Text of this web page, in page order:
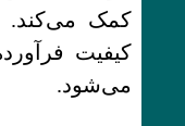
کمک می‌کند.
کیفیت
می‌شود.